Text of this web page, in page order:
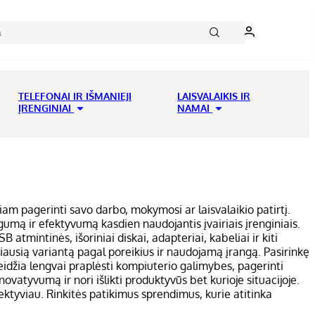
TELEFONAI IR IŠMANIEJI
ĮRENGINIAI
LAISVALAIKIS IR
NAMAI
pagerinti savo darbo, mokymosi ar laisvalaikio patirtį.
ir efektyvumą kasdien naudojantis įvairiais įrenginiais.
atmintinės, išoriniai diskai, adapteriai, kabeliai ir kiti
variantą pagal poreikius ir naudojamą įrangą. Pasirinkę
lengvai praplėsti kompiuterio galimybes, pagerinti
ir nori išlikti produktyvūs bet kurioje situacijoje.
Rinkitės patikimus sprendimus, kurie atitinka